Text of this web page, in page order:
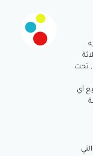
تحت
أي